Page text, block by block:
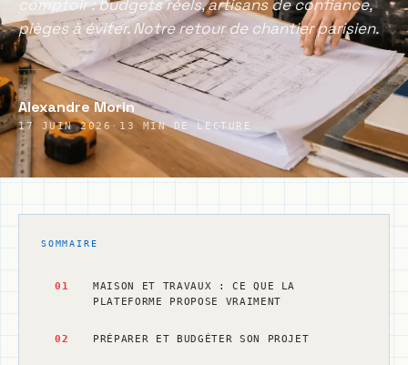
comptoir : budgets réels, artisans de confiance,
pièges à éviter. Notre retour de chantier parisien.
Alexandre Morin
17 JUIN 2026 · 13 MIN DE LECTURE
SOMMAIRE
01
MAISON ET TRAVAUX : CE QUE LA
PLATEFORME PROPOSE VRAIMENT
02 PRÉPARER ET BUDGÉTER SON PROJET